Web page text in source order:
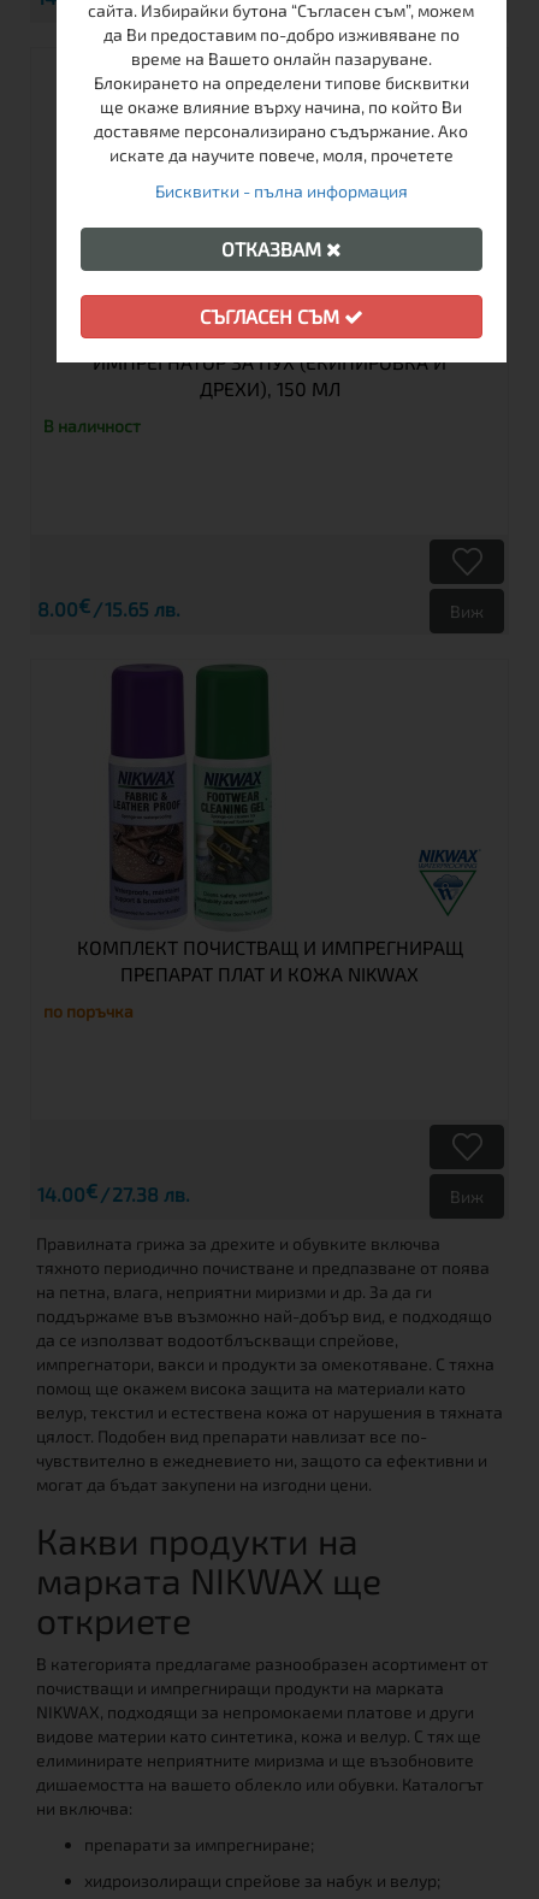
NIKWAX DOWN PROOF™ – ТЕЧЕН
ИМПРЕГНАТОР ЗА ПУХ (ЕКИПИРОВКА И
ДРЕХИ), 150 МЛ
В наличност
8.00€ 15.65 лв. Виж
КОМПЛЕКТ ПОЧИСТВАЩ И ИМПРЕГНИРАЩ
ПРЕПАРАТ ПЛАТ И КОЖА NIKWAX
по поръчка
14.00€ 27.38 лв. Виж
Правилната грижа за дрехите и обувките включва
тяхното периодично почистване и предпазване от поява
на петна, влага, неприятни миризми и др. За да ги
поддържаме във възможно най-добър вид, е подходящо
да се използват водоотблъскващи спрейове,
импрегнатори, вакси и продукти за омекотяване. С тяхна
помощ ще окажем висока защита на материали като
велур, текстил и естествена кожа от нарушения в тяхната
цялост. Подобен вид препарати навлизат все по-
чувствително в ежедневието ни, защото са ефективни и
могат да бъдат закупени на изгодни цени.
Какви продукти на
марката NIKWAX ще
откриете
В категорията предлагаме разнообразен асортимент от
почистващи и импрегниращи продукти на марката
NIKWAX, подходящи за непромокаеми платове и други
видове материи като синтетика, кожа и велур. С тях ще
елиминирате неприятните миризма и ще възобновите
дишаемостта на вашето облекло или обувки. Каталогът
ни включва:
препарати за импрегниране;
хидроизолиращи спрейове за набук и велур;
сайта. Избирайки бутона “Съгласен съм”, можем
да Ви предоставим по-добро изживяване по
време на Вашето онлайн пазаруване.
Блокирането на определени типове бисквитки
ще окаже влияние върху начина, по който Ви
доставяме персонализирано съдържание. Ако
искате да научите повече, моля, прочетете
Бисквитки - пълна информация
ОТКАЗВАМ
СЪГЛАСЕН СЪМ